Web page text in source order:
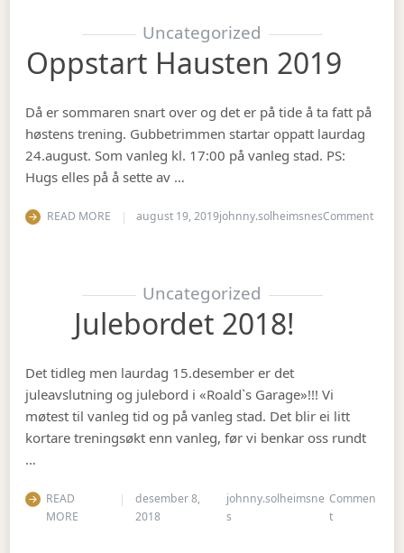
Uncategorized
Oppstart Hausten 2019
Då er sommaren snart over og det er på tide å ta fatt på
høstens trening. Gubbetrimmen startar oppatt laurdag
24.august. Som vanleg kl. 17:00 på vanleg stad. PS:
Hugs elles på å sette av …
READ MORE august 19, 2019johnny.solheimsnesCommenton
Uncategorized
Julebordet 2018!
Det tidleg men laurdag 15.desember er det
juleavslutning og julebord i «Roald`s Garage»!!! Vi
møtest til vanleg tid og på vanleg stad. Det blir ei litt
kortare treningsøkt enn vanleg, før vi benkar oss rundt
…
READ
MORE
desember 8,
2018
johnny.solheimsne
s
Commen
ton Julebordet